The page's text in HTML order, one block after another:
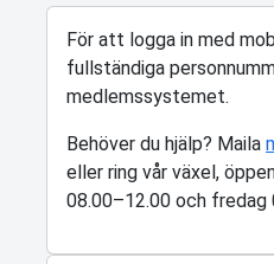
För att logga in med
fullständiga
medlemssystemet.
Behöver du hjälp? Maila
eller ring vår växel,
08.00–12.00 och fredag